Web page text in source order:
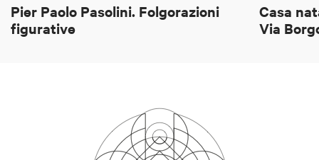
Pier Paolo Pasolini. Folgorazioni
figurative
Casa
Via